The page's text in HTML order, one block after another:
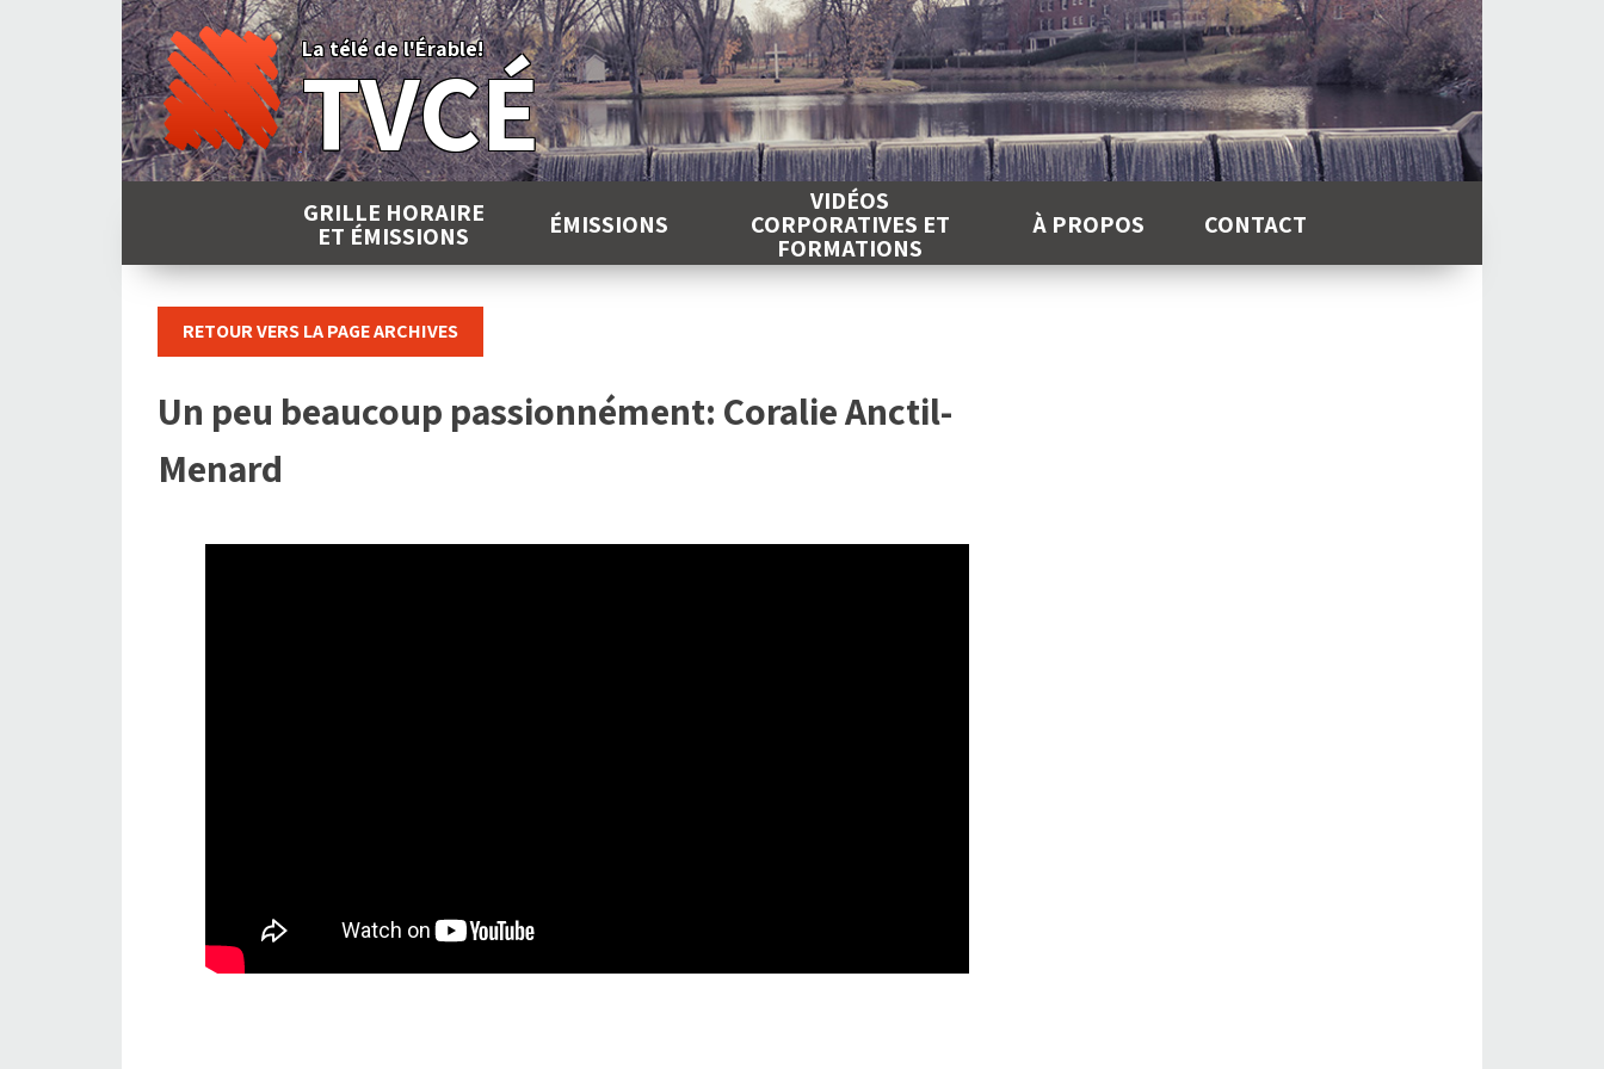
La télé de l'Érable!
TVCÉ
GRILLE HORAIRE
ET ÉMISSIONS ÉMISSIONS
VIDÉOS
CORPORATIVES ET
FORMATIONS
À PROPOS CONTACT
RETOUR VERS LA PAGE ARCHIVES
Un peu beaucoup passionnément: Coralie Anctil-
Menard